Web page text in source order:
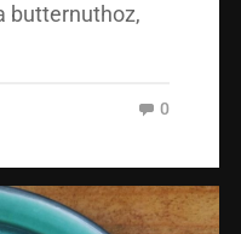
butternuthoz,
0